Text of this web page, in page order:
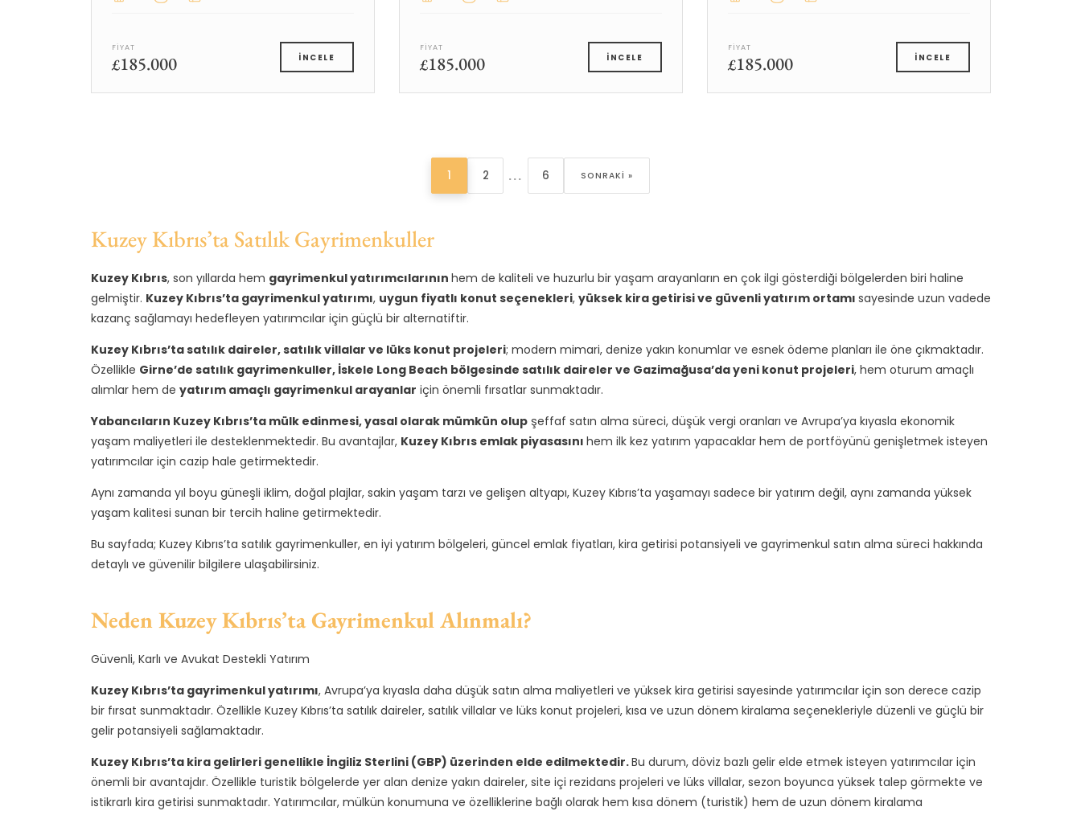
FIYAT
£185.000 İNCELE
FIYAT
£185.000 İNCELE
FIYAT
£185.000 İNCELE
1 2 ... 6 SONRAKI »
Kuzey Kıbrıs’ta Satılık Gayrimenkuller
Kuzey Kıbrıs, son yıllarda hem gayrimenkul yatırımcılarının hem de kaliteli ve huzurlu bir yaşam arayanların en çok ilgi gösterdiği bölgelerden biri haline
gelmiştir. Kuzey Kıbrıs’ta gayrimenkul yatırımı, uygun fiyatlı konut seçenekleri, yüksek kira getirisi ve güvenli yatırım ortamı sayesinde uzun vadede
kazanç sağlamayı hedefleyen yatırımcılar için güçlü bir alternatiftir.
Kuzey Kıbrıs’ta satılık daireler, satılık villalar ve lüks konut projeleri; modern mimari, denize yakın konumlar ve esnek ödeme planları ile öne çıkmaktadır.
Özellikle Girne’de satılık gayrimenkuller, İskele Long Beach bölgesinde satılık daireler ve Gazimağusa’da yeni konut projeleri, hem oturum amaçlı
alımlar hem de yatırım amaçlı gayrimenkul arayanlar için önemli fırsatlar sunmaktadır.
Yabancıların Kuzey Kıbrıs’ta mülk edinmesi, yasal olarak mümkün olupşeffaf satın alma süreci, düşük vergi oranları ve Avrupa’ya kıyasla ekonomik
yaşam maliyetleri ile desteklenmektedir. Bu avantajlar, Kuzey Kıbrıs emlak piyasasını hem ilk kez yatırım yapacaklar hem de portföyünü genişletmek isteyen
yatırımcılar için cazip hale getirmektedir.
Aynı zamanda yıl boyu güneşli iklim, doğal plajlar, sakin yaşam tarzı ve gelişen altyapı, Kuzey Kıbrıs’ta yaşamayı sadece bir yatırım değil, aynı zamanda yüksek
yaşam kalitesi sunan bir tercih haline getirmektedir.
Bu sayfada; Kuzey Kıbrıs’ta satılık gayrimenkuller, en iyi yatırım bölgeleri, güncel emlak fiyatları, kira getirisi potansiyeli ve gayrimenkul satın alma süreci hakkında
detaylı ve güvenilir bilgilere ulaşabilirsiniz.
Neden Kuzey Kıbrıs’ta Gayrimenkul Alınmalı?
Güvenli, Karlı ve Avukat Destekli Yatırım
Kuzey Kıbrıs’ta gayrimenkul yatırımı, Avrupa’ya kıyasla daha düşük satın alma maliyetleri ve yüksek kira getirisi sayesinde yatırımcılar için son derece cazip
bir fırsat sunmaktadır. Özellikle Kuzey Kıbrıs’ta satılık daireler, satılık villalar ve lüks konut projeleri, kısa ve uzun dönem kiralama seçenekleriyle düzenli ve güçlü bir
gelir potansiyeli sağlamaktadır.
Kuzey Kıbrıs’ta kira gelirleri genellikle İngiliz Sterlini (GBP) üzerinden elde edilmektedir.Bu durum, döviz bazlı gelir elde etmek isteyen yatırımcılar için
önemli bir avantajdır. Özellikle turistik bölgelerde yer alan denize yakın daireler, site içi rezidans projeleri ve lüks villalar, sezon boyunca yüksek talep görmekte ve
istikrarlı kira getirisi sunmaktadır. Yatırımcılar, mülkün konumuna ve özelliklerine bağlı olarak hem kısa dönem (turistik) hem de uzun dönem kiralama